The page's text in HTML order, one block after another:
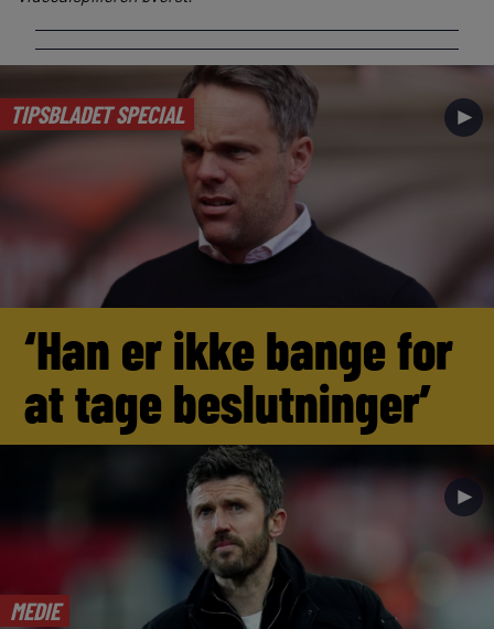
TIPSBLADET SPECIAL ►
‘Han er ikke bange for
at tage beslutninger’
MEDIE
►